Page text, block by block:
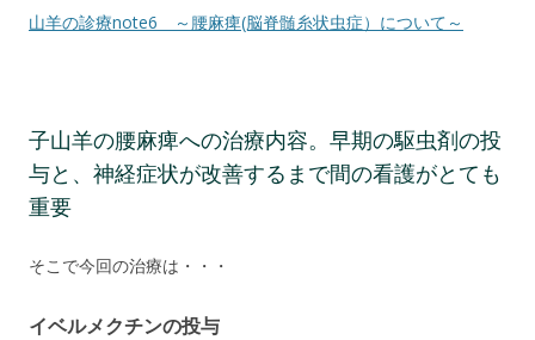
山羊の診療note6 ～腰麻痺(脳脊髄糸状虫症）について～
子山羊の腰麻痺への治療内容。早期の駆虫剤の投
与と、神経症状が改善するまで間の看護がとても
重要
そこで今回の治療は・・・
イベルメクチンの投与